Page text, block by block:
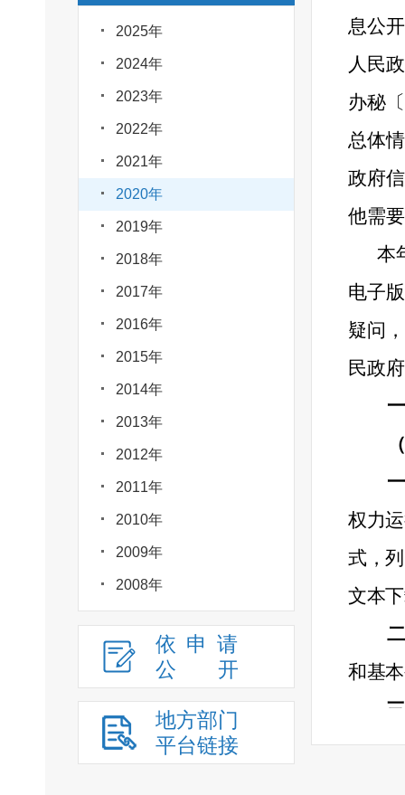
2025年
2024年
2023年
2022年
2021年
2020年
2019年
2018年
2017年
2016年
2015年
2014年
2013年
2012年
2011年
2010年
2009年
2008年
依申请
公
开
地方部门
平台链接
息公
人民
办秘〔
总体
政府
他需
本
电子
疑问
民政
权力
式，
文本
和基
保障